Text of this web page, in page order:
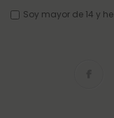
Soy mayor de 14 y